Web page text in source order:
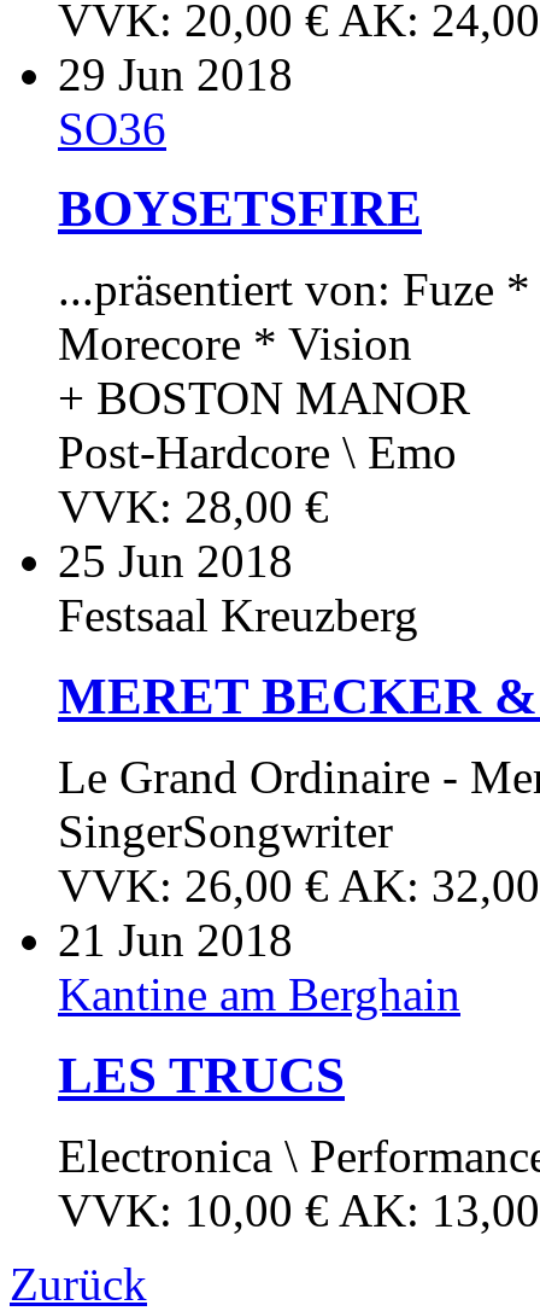
VVK: 20,00 € AK:
29 Jun 2018
SO36
BOYSETSFIRE
...präsentiert von: Fuze
Morecore * Vision
+ BOSTON MANOR
Post-Hardcore \ Emo
VVK: 28,00 €
25 Jun 2018
Festsaal Kreuzberg
MERET BECKER
Le Grand Ordinaire -
SingerSongwriter
VVK: 26,00 € AK:
21 Jun 2018
Kantine am Berghain
LES TRUCS
Electronica \
VVK: 10,00 € AK:
Zurück